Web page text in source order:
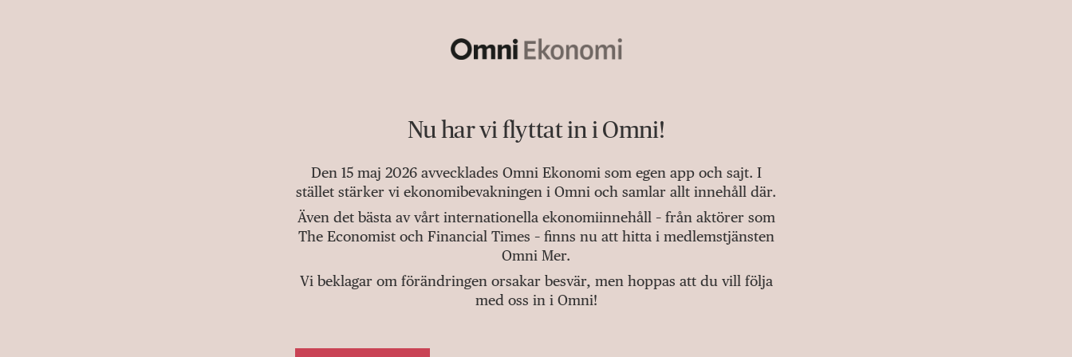
Nu har vi flyttat in i Omni!
Den 15 maj 2026 avvecklades Omni Ekonomi som egen app och sajt. I
stället stärker vi ekonomibevakningen i Omni och samlar allt innehåll där.
Även det bästa av vårt internationella ekonomiinnehåll – från aktörer som
The Economist och Financial Times – finns nu att hitta i medlemstjänsten
Omni Mer.
Vi beklagar om förändringen orsakar besvär, men hoppas att du vill följa
med oss in i Omni!